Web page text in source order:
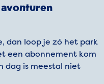
dan loop je zó het park
een abonnement kom
dag is meestal niet